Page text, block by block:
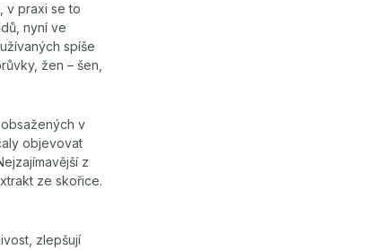
v praxi se to
nyní ve
spíše
žen – šen,
v
objevovat
z
ze skořice.
zlepšují